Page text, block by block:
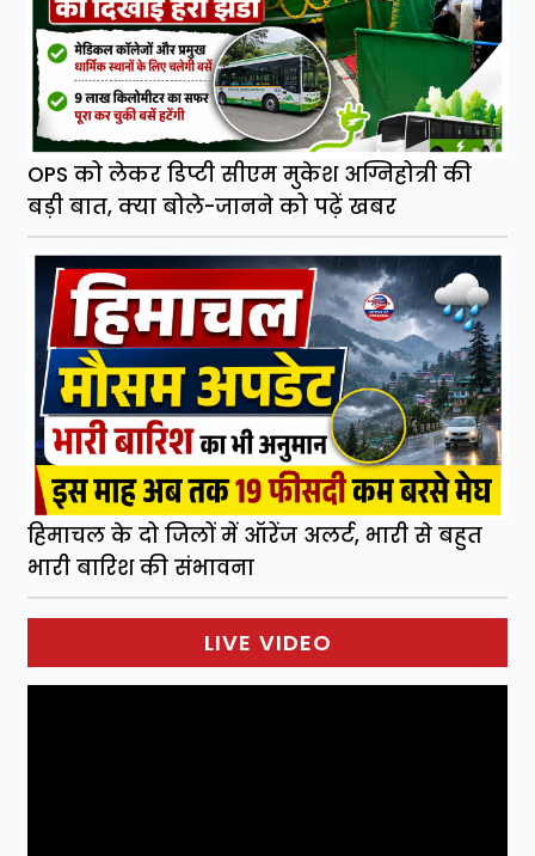
OPS को लेकर डिप्टी सीएम मुकेश अग्निहोत्री की
बड़ी बात, क्या बोले-जानने को पढ़ें खबर
हिमाचल के दो जिलों में ऑरेंज अलर्ट, भारी से बहुत
भारी बारिश की संभावना
LIVE VIDEO